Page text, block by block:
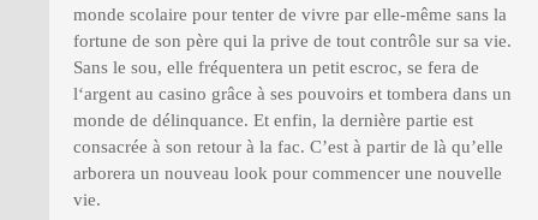
monde scolaire pour tenter de vivre par elle-même sans la
fortune de son père qui la prive de tout contrôle sur sa vie.
Sans le sou, elle fréquentera un petit escroc, se fera de
l‘argent au casino grâce à ses pouvoirs et tombera dans un
monde de délinquance. Et enfin, la dernière partie est
consacrée à son retour à la fac. C’est à partir de là qu’elle
arborera un nouveau look pour commencer une nouvelle
vie.